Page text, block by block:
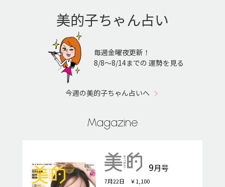
美的子ちゃん占い
毎週金曜夜更新！
8/8〜8/14までの 運勢を見る
今週の美的子ちゃん占いへ
Magazine
9月号
7月22日 ￥1,100